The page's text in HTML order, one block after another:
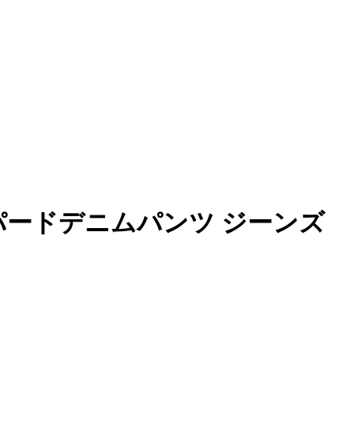
ドデニムパンツ ジーンズ